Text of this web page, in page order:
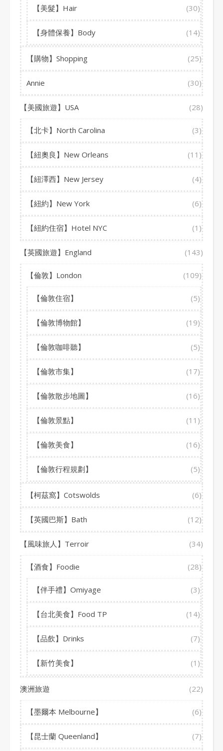
【美髮】Hair (30)
【身體保養】Body (14)
【購物】Shopping (25)
Annie (30)
【美國旅遊】USA (28)
【北卡】North Carolina (3)
【紐奧良】New Orleans (11)
【紐澤西】New Jersey (4)
【紐約】New York (6)
【紐約住宿】Hotel NYC (1)
【英國旅遊】England (143)
【倫敦】London (109)
【倫敦住宿】 (5)
【倫敦博物館】 (19)
【倫敦咖啡聽】 (5)
【倫敦市集】 (17)
【倫敦散步地圖】 (16)
【倫敦景點】 (11)
【倫敦美食】 (16)
【倫敦行程規劃】 (5)
【柯茲窩】Cotswolds (6)
【英國巴斯】Bath (12)
【風味旅人】Terroir (34)
【酒食】Foodie (28)
【伴手禮】Omiyage (3)
【台北美食】Food TP (14)
【品飲】Drinks (7)
【新竹美食】 (1)
澳洲旅遊 (22)
【墨爾本 Melbourne】 (6)
【昆士蘭 Queenland】 (7)